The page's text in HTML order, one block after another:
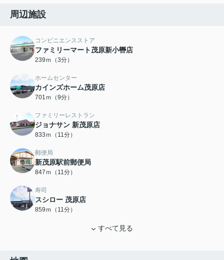
周辺施設
コンビニエンスストア
ファミリーマート茂原新小轡店
239ｍ（3分）
ホームセンター
カインズホーム茂原店
701ｍ（9分）
ファミリーレストラン
ジョナサン 新茂原店
833ｍ（11分）
郵便局
新茂原駅前郵便局
847ｍ（11分）
寿司
スシロー 茂原店
859ｍ（11分）
すべて見る